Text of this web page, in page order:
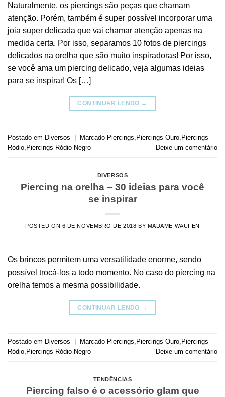
Naturalmente, os piercings são peças que chamam
atenção. Porém, também é super possível incorporar uma
joia super delicada que vai chamar atenção apenas na
medida certa. Por isso, separamos 10 fotos de piercings
delicados na orelha que são muito inspiradoras! Por isso,
se você ama um piercing delicado, veja algumas ideias
para se inspirar! Os […]
CONTINUAR LENDO →
Postado em Diversos Marcado Piercings, Piercings Ouro, Piercings
Ródio, Piercings Ródio Negro Deixe um comentário
DIVERSOS
Piercing na orelha – 30 ideias para você
se inspirar
POSTED ON 6 DE NOVEMBRO DE 2018 BY MADAME WAUFEN
Os brincos permitem uma versatilidade enorme, sendo
possível trocá-los a todo momento. No caso do piercing na
orelha temos a mesma possibilidade.
CONTINUAR LENDO →
Postado em Diversos Marcado Piercings Piercings Ouro Piercings
Ródio Piercings Ródio Negro Deixe um comentário
TENDÊNCIAS
Piercing falso é o acessório glam que